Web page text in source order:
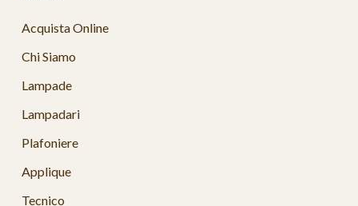
Acquista Online
Chi Siamo
Lampade
Lampadari
Plafoniere
Applique
Tecnico